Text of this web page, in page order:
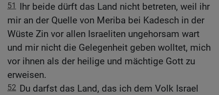
51
Ihr beide dürft das Land nicht betreten, weil ihr
mir an der Quelle von Meriba bei Kadesch in der
Wüste Zin vor allen Israeliten ungehorsam wart
und mir nicht die Gelegenheit geben wolltet, mich
vor ihnen als der heilige und mächtige Gott zu
erweisen.
52 Du darfst das Land, das ich dem Volk Israel